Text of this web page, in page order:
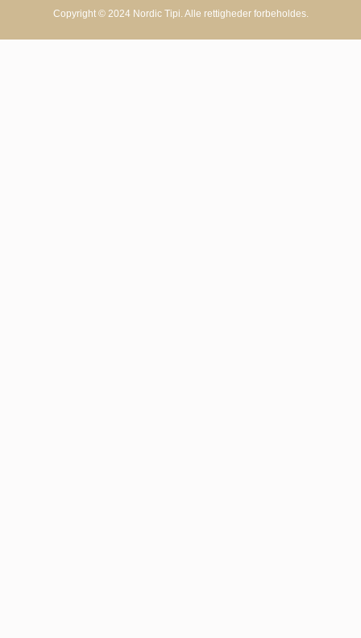
Copyright © 2024 Nordic Tipi. Alle rettigheder forbeholdes.